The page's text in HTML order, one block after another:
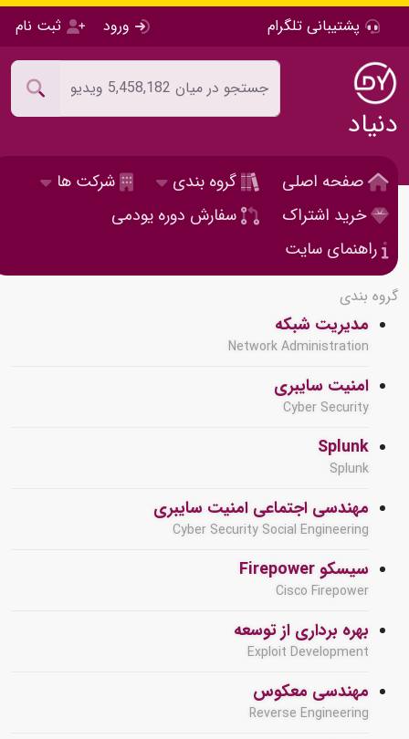
پشتیبانی تلگرام ورود ثبت نام
دنیاد
صفحه اصلی گروه بندی
شرکت ها
خرید اشتراک
سفارش دوره یودمی
راهنمای سایت
گروه بندی
مدیریت شبکه
Network Administration
امنیت سایبری
Cyber Security
Splunk
Splunk
مهندسی اجتماعی امنیت سایبری
Cyber Security Social Engineering
سیسکو Firepower
Cisco Firepower
بهره برداری از توسعه
Exploit Development
مهندسی معکوس
Reverse Engineering